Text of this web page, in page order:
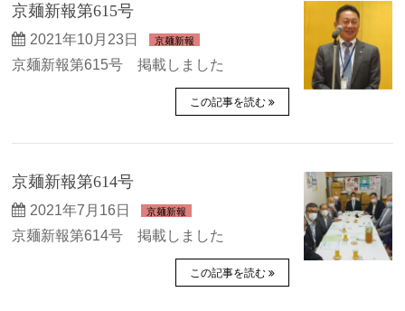
京麺新報第615号
2021年10月23日 京麺新報
京麺新報第615号 掲載しました
この記事を読む
京麺新報第614号
2021年7月16日 京麺新報
京麺新報第614号 掲載しました
この記事を読む